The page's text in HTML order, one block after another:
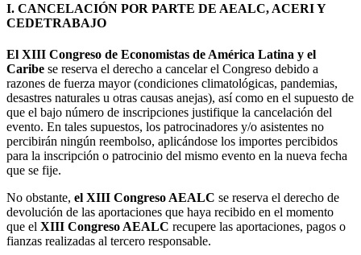
I. CANCELACIÓN POR PARTE DE AEALC, ACERI Y
CEDETRABAJO
El XIII Congreso de Economistas de América Latina y el
Caribe se reserva el derecho a cancelar el Congreso debido a
razones de fuerza mayor (condiciones climatológicas, pandemias,
desastres naturales u otras causas anejas), así como en el supuesto de
que el bajo número de inscripciones justifique la cancelación del
evento. En tales supuestos, los patrocinadores y/o asistentes no
percibirán ningún reembolso, aplicándose los importes percibidos
para la inscripción o patrocinio del mismo evento en la nueva fecha
que se fije.
No obstante, el XIII Congreso AEALC se reserva el derecho de
devolución de las aportaciones que haya recibido en el momento
que el XIII Congreso AEALC recupere las aportaciones, pagos o
fianzas realizadas al tercero responsable.